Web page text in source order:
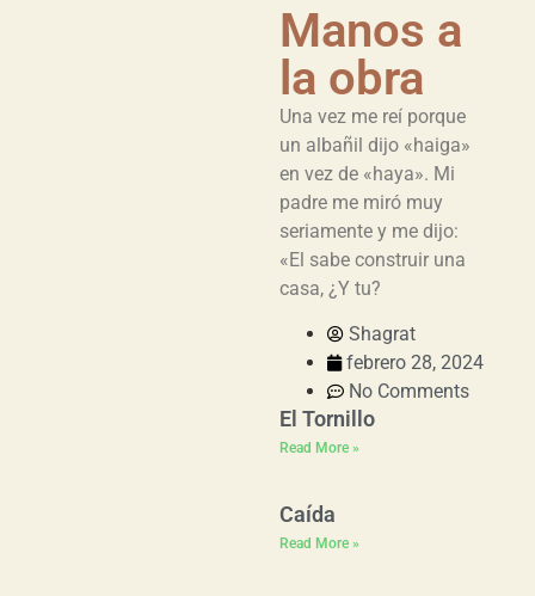
Manos a
la obra
Una vez me reí porque
un albañil dijo «haiga»
en vez de «haya». Mi
padre me miró muy
seriamente y me dijo:
«El sabe construir una
casa, ¿Y tu?
Shagrat
febrero 28, 2024
No Comments
El Tornillo
Read More »
Caída
Read More »